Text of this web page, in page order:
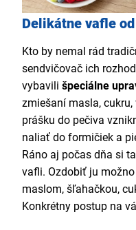
Delikátne vafle
Kto by nemal rád
sendvičovač ich
vybavili špeciálne
zmiešaní masla,
prášku do pečiva
naliať do formičiek a
Ráno aj počas dňa si
vafli. Ozdobiť ju
maslom, šľahačkou,
Konkrétny postup na